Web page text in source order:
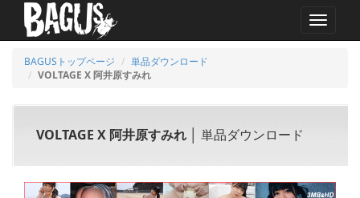
MENU
BAGUSトップページ
単品ダウンロード
VOLTAGE X 阿井原すみれ
VOLTAGE X 阿井原すみれ│ 単品ダウンロード